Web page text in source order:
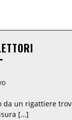
da un rigattiere
[…]